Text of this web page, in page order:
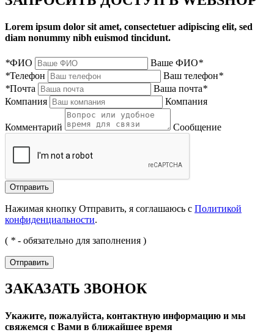
Lorem ipsum dolor sit amet, consectetuer adipiscing elit, sed
diam nonummy nibh euismod tincidunt.
*ФИО Ваше ФИО*
*Телефон Ваш телефон*
*Почта Ваша почта*
Компания
Компания
Комментарий Сообщение
Нажимая кнопку Отправить, я соглашаюсь с Политикой
конфиденциальности.
( * - обязательно для заполнения )
ЗАКАЗАТЬ ЗВОНОК
Укажите, пожалуйста, контактную информацию и мы
свяжемся с Вами в ближайшее время